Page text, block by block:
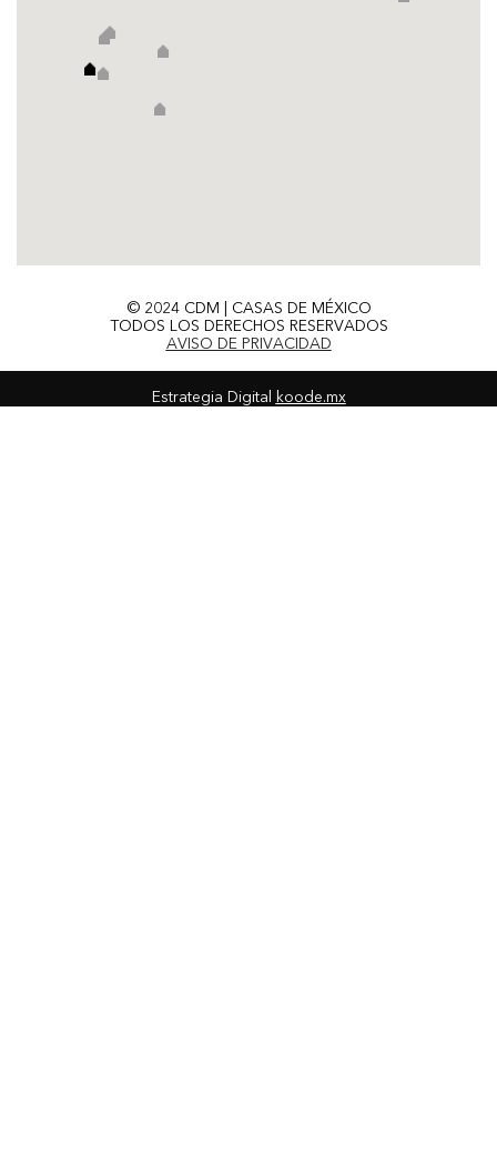
© 2024 CDM | CASAS DE MÉXICO
TODOS LOS DERECHOS RESERVADOS
AVISO DE PRIVACIDAD
Estrategia Digital koode.mx